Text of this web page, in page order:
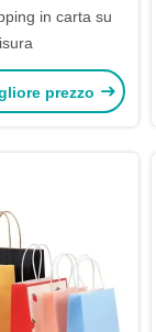
in carta su
prezzo